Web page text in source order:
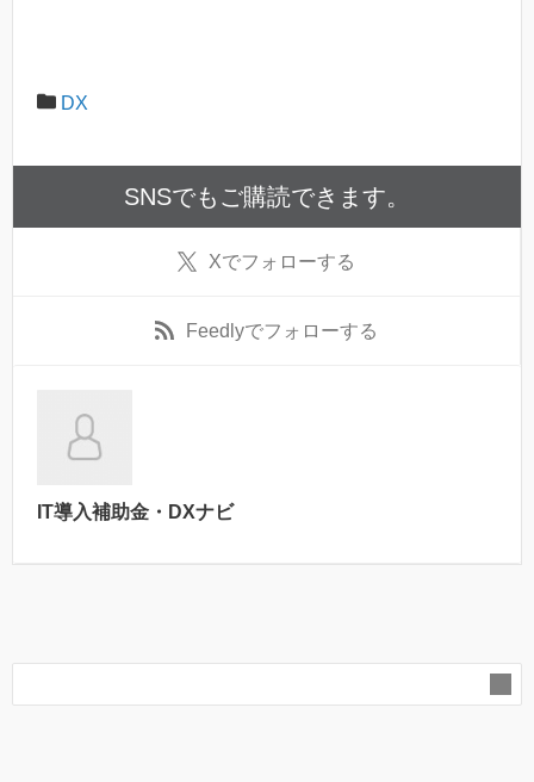
DX
SNSでもご購読できます。
Xでフォローする
Feedlyでフォローする
IT導入補助金・DXナビ